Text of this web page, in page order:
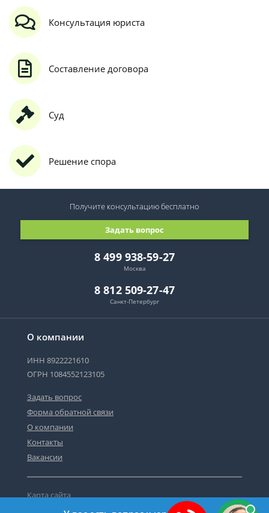
Консультация юриста
Составление договора
Суд
Решение спора
О компании
ИНН 8922221610
ОГРН 1084552123105
Задать вопрос
Форма обратной связи
О компании
Контакты
Вакансии
Карта сайта
Политика персональных данных
8 499 938-59-27
Москва
8 812 509-27-47
Санкт-Петербург
Задать вопрос
Получите консультациюбесплатно